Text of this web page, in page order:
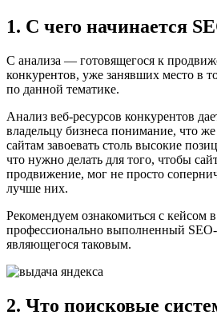
1. С чего начинается
С анализа — готовящегося к
конкурентов, уже занявших место в
по данной тематике.
Анализ веб-ресурсов конкурентов
владельцу бизнеса понимание, что
сайтам завоевать столь высокие
что нужно делать для того, чтобы
продвижение, мог не просто
лучше них.
Рекомендуем ознакомиться с кейсом
профессионально выполненный SEO-
являющегося таковым.
2. Что поисковые